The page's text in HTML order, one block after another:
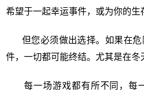
希望于一起幸运事件，或为你的生
但您必须做出选择。如果在危
件，一切都可能终结。尤其是在冬
每一场游戏都有所不同，每